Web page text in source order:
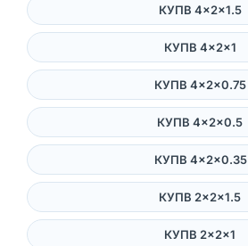
КУПВ 4×2×1.5
КУПВ 4×2×1
КУПВ 4×2×0.75
КУПВ 4×2×0.5
КУПВ 4×2×0.35
КУПВ 2×2×1.5
КУПВ 2×2×1